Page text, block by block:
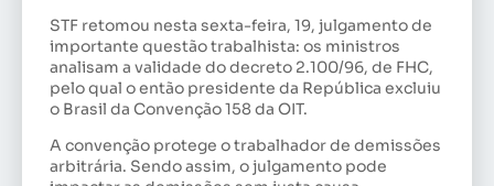
STF retomou nesta sexta-feira, 19, julgamento de
importante questão trabalhista: os ministros
analisam a validade do decreto 2.100/96, de FHC,
pelo qual o então presidente da República excluiu
o Brasil da Convenção 158 da OIT.
A convenção protege o trabalhador de demissões
arbitrária. Sendo assim, o julgamento pode